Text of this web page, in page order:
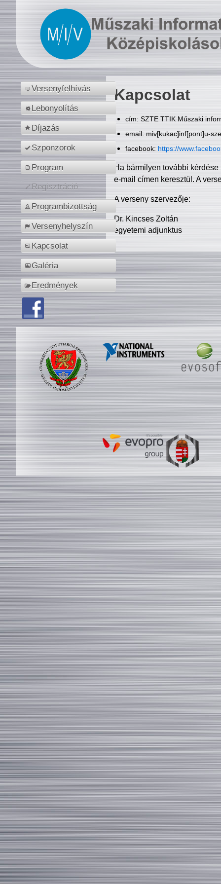
Versenyfelhívás
Lebonyolítás
Díjazás
Szponzorok
Program
Regisztráció
Programbizottság
Versenyhelyszín
Kapcsolat
Galéria
Eredmények
Kapcsolat
cím: SZTE TTIK Műszaki
email: miv[kukac]inf[pont]u-
facebook: https://
Ha bármilyen további
e-mail címen keresztül. A
A verseny szervezője:
Dr. Kincses Zoltán
egyetemi adjunktus